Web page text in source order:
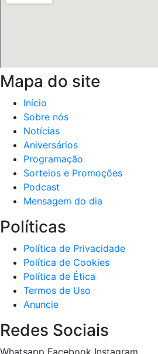
Mapa do site
Início
Sobre nós
Notícias
Aniversários
Programação
Sorteios e Promoções
Podcast
Mensagem do dia
Políticas
Política de Privacidade
Política de Cookies
Política de Ética
Termos de Uso
Anuncie
Redes Sociais
Whatsapp Facebook Instagram